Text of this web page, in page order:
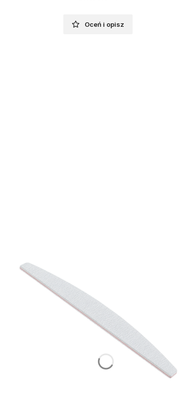
Oceń i opisz